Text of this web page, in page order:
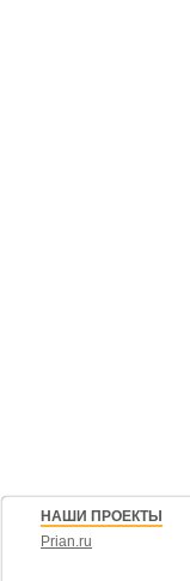
НАШИ ПРОЕКТЫ
Prian.ru